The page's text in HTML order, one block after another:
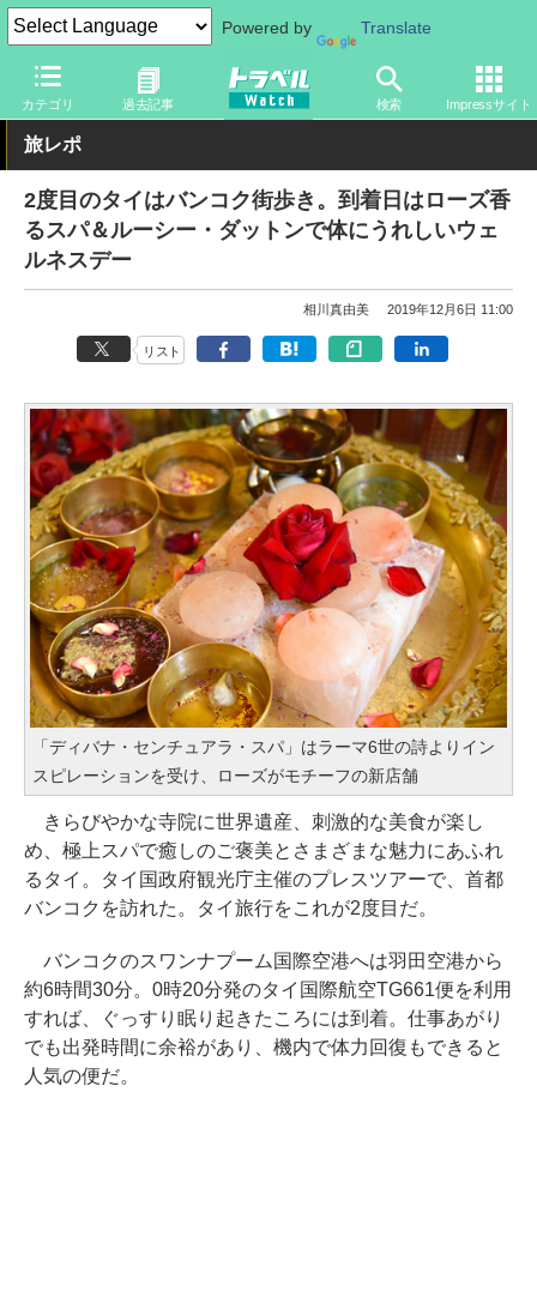
Powered by Translate
カテゴリ 過去記事 検索 Impressサイト
トラベル Watch 地域 海外旅行 東南アジア
旅レポ
2度目のタイはバンコク街歩き。到着日はローズ香
るスパ＆ルーシー・ダットンで体にうれしいウェ
ルネスデー
相川真由美 2019年12月6日 11:00
リスト
「ディバナ・センチュアラ・スパ」はラーマ6世の詩よりイン
スピレーションを受け、ローズがモチーフの新店舗
きらびやかな寺院に世界遺産、刺激的な美食が楽し
め、極上スパで癒しのご褒美とさまざまな魅力にあふれ
るタイ。タイ国政府観光庁主催のプレスツアーで、首都
バンコクを訪れた。タイ旅行をこれが2度目だ。
バンコクのスワンナプーム国際空港へは羽田空港から
約6時間30分。0時20分発のタイ国際航空TG661便を利用
すれば、ぐっすり眠り起きたころには到着。仕事あがり
でも出発時間に余裕があり、機内で体力回復もできると
人気の便だ。